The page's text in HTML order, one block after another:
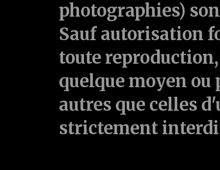
photographies)
Sauf autorisation
toute
quelque moyen ou
autres que celles
strictement